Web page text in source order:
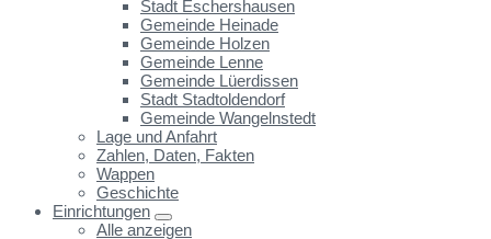
Stadt Eschershausen
Gemeinde Heinade
Gemeinde Holzen
Gemeinde Lenne
Gemeinde Lüerdissen
Stadt Stadtoldendorf
Gemeinde Wangelnstedt
Lage und Anfahrt
Zahlen, Daten, Fakten
Wappen
Geschichte
Einrichtungen
Alle anzeigen